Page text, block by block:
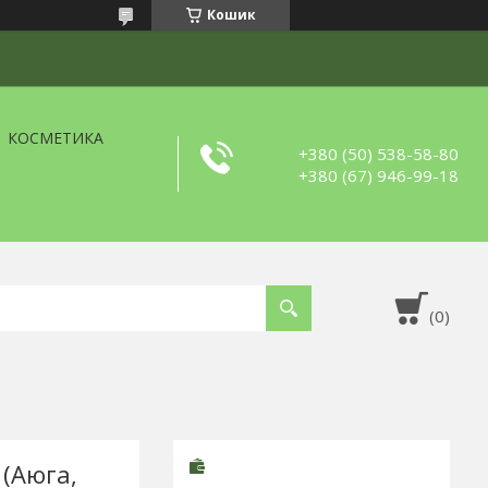
Кошик
КОСМЕТИКА
+380 (50) 538-58-80
+380 (67) 946-99-18